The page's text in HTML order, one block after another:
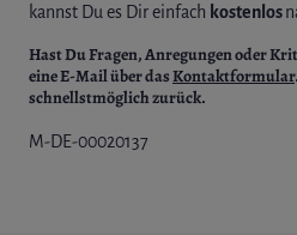
kannst Du es Dir einfach kostenlos
Hast Du Fragen, Anregungen oder
eine E-Mail über dasKontaktformular
schnellstmöglich zurück.
M-DE-00020137